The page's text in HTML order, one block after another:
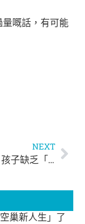
嘅話，有可能
NEXT
心理學家：孩子缺乏「2個Q」，再聰明都未必會成功！
巢新人生」了